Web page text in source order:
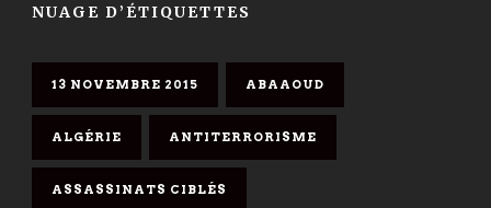
NUAGE D’ÉTIQUETTES
13 NOVEMBRE 2015 ABAAOUD
ALGÉRIE ANTITERRORISME
ASSASSINATS CIBLÉS